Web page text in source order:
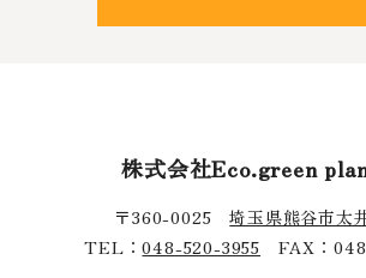
株式会社Eco.green
〒360-0025埼玉県熊谷市太
TEL：048-520-3955 FAX：